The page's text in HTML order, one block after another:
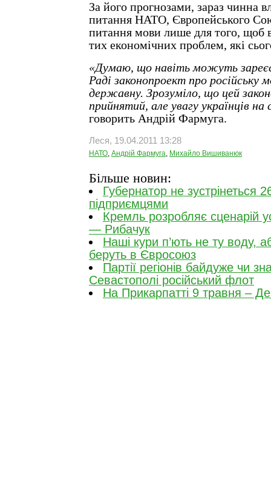
За його прогнозами, зараз чинна
питання НАТО, Європейського
питання мови лише для того, щоб
тих економічних проблем, які
«Думаю, що навіть можуть
Раді законопроект про російську
державну. Зрозуміло, що цей
прийнятий, але увагу українців на
говорить Андрій Фармуга.
Леся, 19.04.2011 13:28
НАТО, Андрій Фармуга, Михайло Вишиванюк
Більше новин:
Губернатор не зустрінеться
підприємцями
Кремль розробляє сценарій
— Рибачук
Наші кури п’ють не ту воду,
беруть в Євросоюз
Партії регіонів байдуже чи
Севастополі російський флот
На Прикарпатті 9 травня –